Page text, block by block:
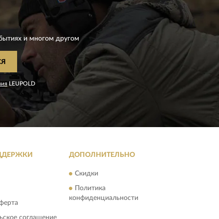
и многом другом
LEUPOLD
ДОПОЛНИТЕЛЬНО
Скидки
Политика
конфиденциальности